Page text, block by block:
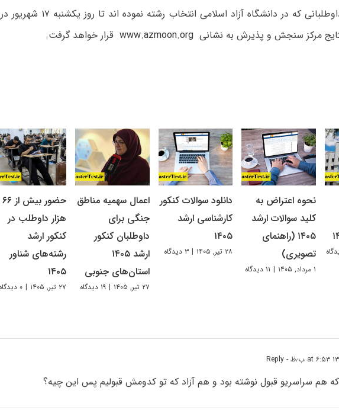
کارنامه کلیه داوطلبانی که در دانشگاه آزاد اسلامی انتخاب رشته نموده اند تا روز یکشنبه ۱۷ شهریور در
نتایج مرکز سنجش و پذیرش به نشانی www.azmoon.org قرار خواهد گرفت.
نحوه اعتراض به
کلید سوالات ارشد
۱۴۰۵ (راهنمای
تصویری)
۱ مرداد, ۱۴۰۵ | ۱۱ دیدگاه
دانلود سوالات کنکور
کارشناسی ارشد
۱۴۰۵
۲۸ تیر, ۱۴۰۵ | ۳ دیدگاه
اعمال سهمیه مناطق
جنگی برای
داوطلبان کنکور
ارشد ۱۴۰۵
استان‌های جنوبی
۲۷ تیر, ۱۴۰۵ | ۱۹ دیدگاه
حضور بیش از ۶۶
هزار داوطلب در
کنکور ارشد
رشته‌های شناور
۱۴۰۵
۲۷ تیر, ۱۴۰۵ | ۰ دیدگاه
- Reply
که هم سراسریو قبول نوشته بود و هم آزاد که تو کدومش قبولیم پس این چیه؟